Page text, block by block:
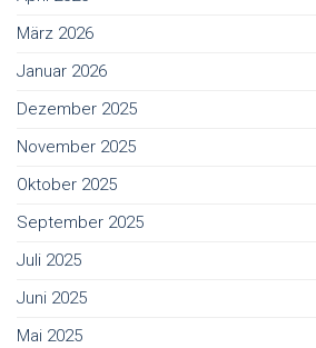
März 2026
Januar 2026
Dezember 2025
November 2025
Oktober 2025
September 2025
Juli 2025
Juni 2025
Mai 2025